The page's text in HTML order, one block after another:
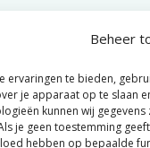
Beheer
ervaringen te bieden,
je apparaat op te slaan
kunnen wij
je geen toestemming
hebben op bepaalde
in Oost-
085 060
Hengelo,